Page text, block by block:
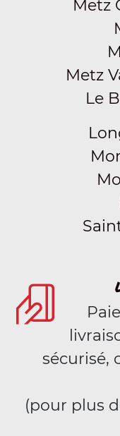
Metz
Metz
Le
sécurisé,
(pour plus